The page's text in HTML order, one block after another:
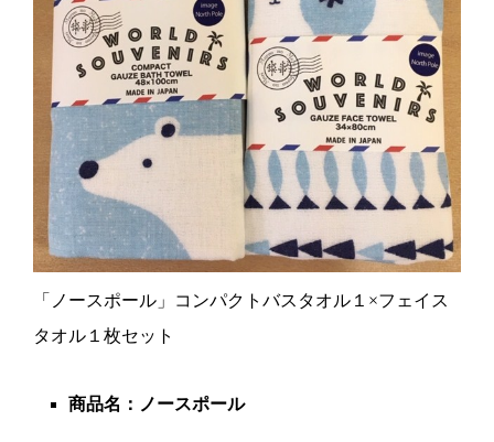
「ノースポール」コンパクトバスタオル１×フェイス
タオル１枚セット
商品名：ノースポール